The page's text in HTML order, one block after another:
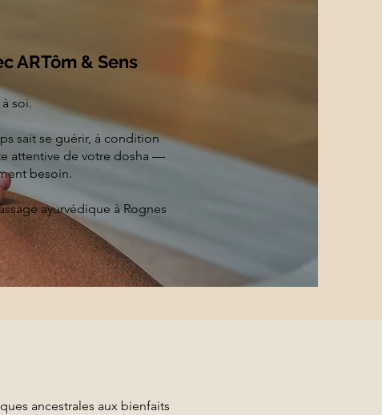
ARTôm & Sens
soi.
sait se guérir, à condition
attentive de votre dosha —
besoin.
ayurvédique à Rognes
ancestrales aux bienfaits